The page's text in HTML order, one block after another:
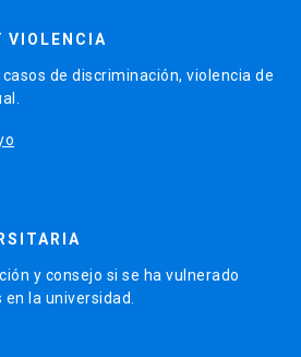
VIOLENCIA
de discriminación, violencia de
y consejo si se ha vulnerado
la universidad.